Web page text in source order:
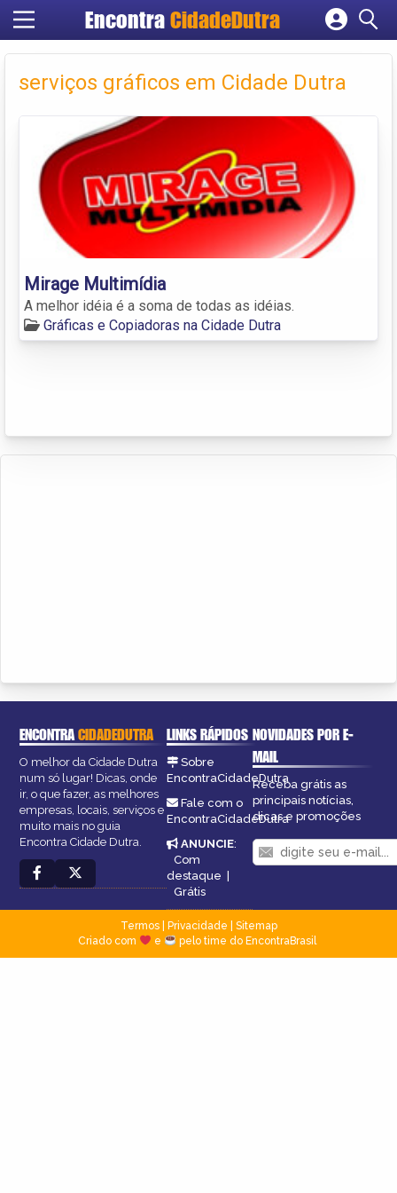
Encontra CidadeDutra
Cadastrar empresa
Criar conta
serviços gráficos em Cidade Dutra
Mirage Multimídia
A melhor idéia é a soma de todas as idéias.
Gráficas e Copiadoras na Cidade Dutra
ENCONTRACIDADEDUTRA
O melhor da Cidade Dutra
num só lugar! Dicas, onde
ir, o que fazer, as melhores
empresas, locais, serviços e
muito mais no guia
Encontra Cidade Dutra.
LINKS RÁPIDOS
Sobre
EncontraCidadeDutra
Fale com o
EncontraCidadeDutra
ANUNCIE:
Com
destaque |
Grátis
NOVIDADES POR E-
MAIL
Receba grátis as
principais notícias,
dicas e promoções
Termos| Privacidade
Sitemap
Criado com
e pelo time do EncontraBrasil